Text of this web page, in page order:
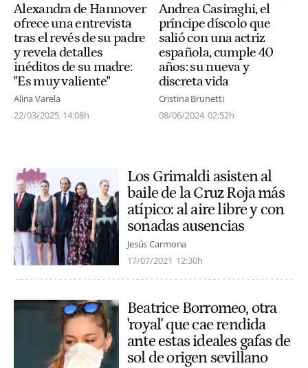
Alexandra de Hannover
ofrece una entrevista
tras el revés de su padre
y revela detalles
inéditos de su madre:
"Es muy valiente"
Alina Varela
22/03/2025 14:08h
Andrea Casiraghi, el
príncipe díscolo que
salió con una actriz
española, cumple 40
años: su nueva y
discreta vida
Cristina Brunetti
08/06/2024 02:52h
Los Grimaldi asisten al
baile de la Cruz Roja más
atípico: al aire libre y con
sonadas ausencias
Jesús Carmona
17/07/2021 12:30h
Beatrice Borromeo, otra
'royal' que cae rendida
ante estas ideales gafas de
sol de origen sevillano